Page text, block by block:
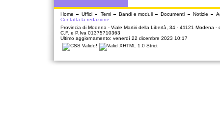
Home Uffici Temi Bandi e moduli Documenti Notizie
Contatta la redazione
Provincia di Modena - Viale Martiri della Libertà, 34 - 41121 Modena -
C.F. e P.Iva 01375710363
Ultimo aggiornamento: venerdì 22 dicembre 2023 10:17